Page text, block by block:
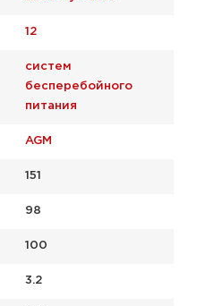
12
систем
бесперебойного
питания
AGM
151
98
100
3.2